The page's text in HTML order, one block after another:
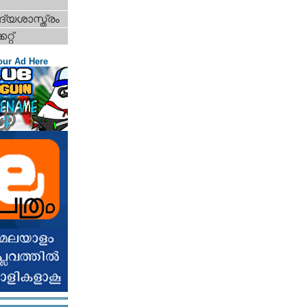
Ad Here